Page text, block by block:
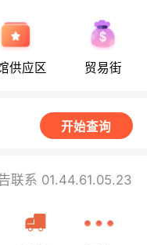
供应区 贸易街
开始查询
联系 01.44.61.05.23